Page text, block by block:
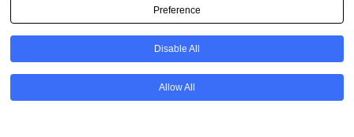
Preference
Disable All
Allow All